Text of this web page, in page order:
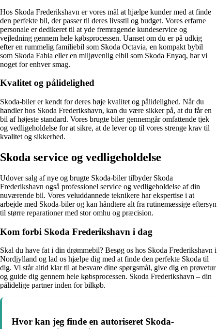
Hos Skoda Frederikshavn er vores mål at hjælpe kunder med at finde
den perfekte bil, der passer til deres livsstil og budget. Vores erfarne
personale er dedikeret til at yde fremragende kundeservice og
vejledning gennem hele købsprocessen. Uanset om du er på udkig
efter en rummelig familiebil som Skoda Octavia, en kompakt bybil
som Skoda Fabia eller en miljøvenlig elbil som Skoda Enyaq, har vi
noget for enhver smag.
Kvalitet og pålidelighed
Skoda-biler er kendt for deres høje kvalitet og pålidelighed. Når du
handler hos Skoda Frederikshavn, kan du være sikker på, at du får en
bil af højeste standard. Vores brugte biler gennemgår omfattende tjek
og vedligeholdelse for at sikre, at de lever op til vores strenge krav til
kvalitet og sikkerhed.
Skoda service og vedligeholdelse
Udover salg af nye og brugte Skoda-biler tilbyder Skoda
Frederikshavn også professionel service og vedligeholdelse af din
nuværende bil. Vores veluddannede teknikere har ekspertise i at
arbejde med Skoda-biler og kan håndtere alt fra rutinemæssige eftersyn
til større reparationer med stor omhu og præcision.
Kom forbi Skoda Frederikshavn i dag
Skal du have fat i din drømmebil? Besøg os hos Skoda Frederikshavn i
Nordjylland og lad os hjælpe dig med at finde den perfekte Skoda til
dig. Vi står altid klar til at besvare dine spørgsmål, give dig en prøvetur
og guide dig gennem hele købsprocessen. Skoda Frederikshavn – din
pålidelige partner inden for bilkøb.
Hvor kan jeg finde en autoriseret Skoda-